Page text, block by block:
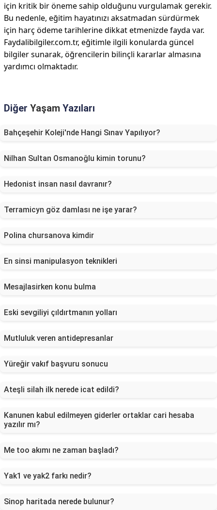
için kritik bir öneme sahip olduğunu vurgulamak gerekir.
Bu nedenle, eğitim hayatınızı aksatmadan sürdürmek
için harç ödeme tarihlerine dikkat etmenizde fayda var.
Faydalibilgiler.com.tr, eğitimle ilgili konularda güncel
bilgiler sunarak, öğrencilerin bilinçli kararlar almasına
yardımcı olmaktadır.
Diğer Yaşam Yazıları
Bahçeşehir Koleji'nde Hangi Sınav Yapılıyor?
Nilhan Sultan Osmanoğlu kimin torunu?
Hedonist insan nasıl davranır?
Terramicyn göz damlası ne işe yarar?
Polina chursanova kimdir
En sinsi manipulasyon teknikleri
Mesajlasirken konu bulma
Eski sevgiliyi çıldırtmanın yolları
Mutluluk veren antidepresanlar
Yüreğir vakıf başvuru sonucu
Ateşli silah ilk nerede icat edildi?
Kanunen kabul edilmeyen giderler ortaklar cari hesaba
yazılır mı?
Me too akımı ne zaman başladı?
Yak1 ve yak2 farkı nedir?
Sinop haritada nerede bulunur?